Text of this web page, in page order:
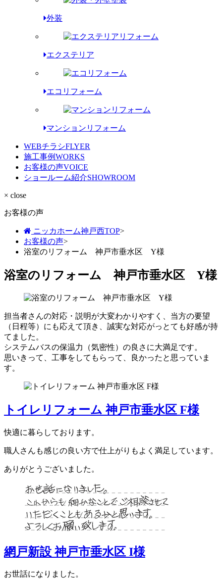
外装
エクステリア
エコリフォーム
マンションリフォーム
WEBチラシFLYER
施工事例WORKS
お客様の声VOICE
ショールーム紹介SHOWROOM
× close
お客様の声
ニッカホーム神戸西TOP>
お客様の声>
浴室のリフォーム 神戸市垂水区 Y様
浴室のリフォーム 神戸市垂水区 Y様
担当者さんの対応・説明が大変わかりやすく、当方の要望
（日程等）にも応えて頂き、誠実な対応がっとても好感が持
てました。
システムバスの保温力（気密性）の良さに大満足です。
思いきって、工事をしてもらって、良かったと思っていま
す。
トイレリフォーム 神戸市垂水区 F様
快適に暮らしております。
職人さんも感じの良い方で仕上がりもよく満足しています。
ありがとうございました。
網戸新設 神戸市垂水区 I様
お世話になりました。